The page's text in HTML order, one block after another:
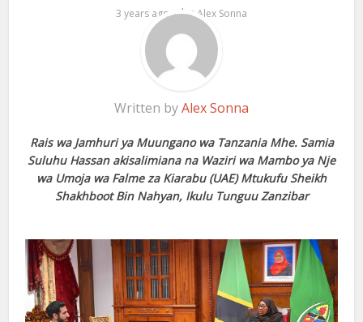
3 years ago by Alex Sonna
Written byAlex Sonna
Rais wa Jamhuri ya Muungano wa Tanzania Mhe. Samia
Suluhu Hassan akisalimiana na Waziri wa Mambo ya Nje
wa Umoja wa Falme za Kiarabu (UAE) Mtukufu Sheikh
Shakhboot Bin Nahyan, Ikulu Tunguu Zanzibar